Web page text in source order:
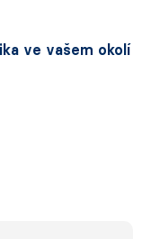
ve vašem okolí